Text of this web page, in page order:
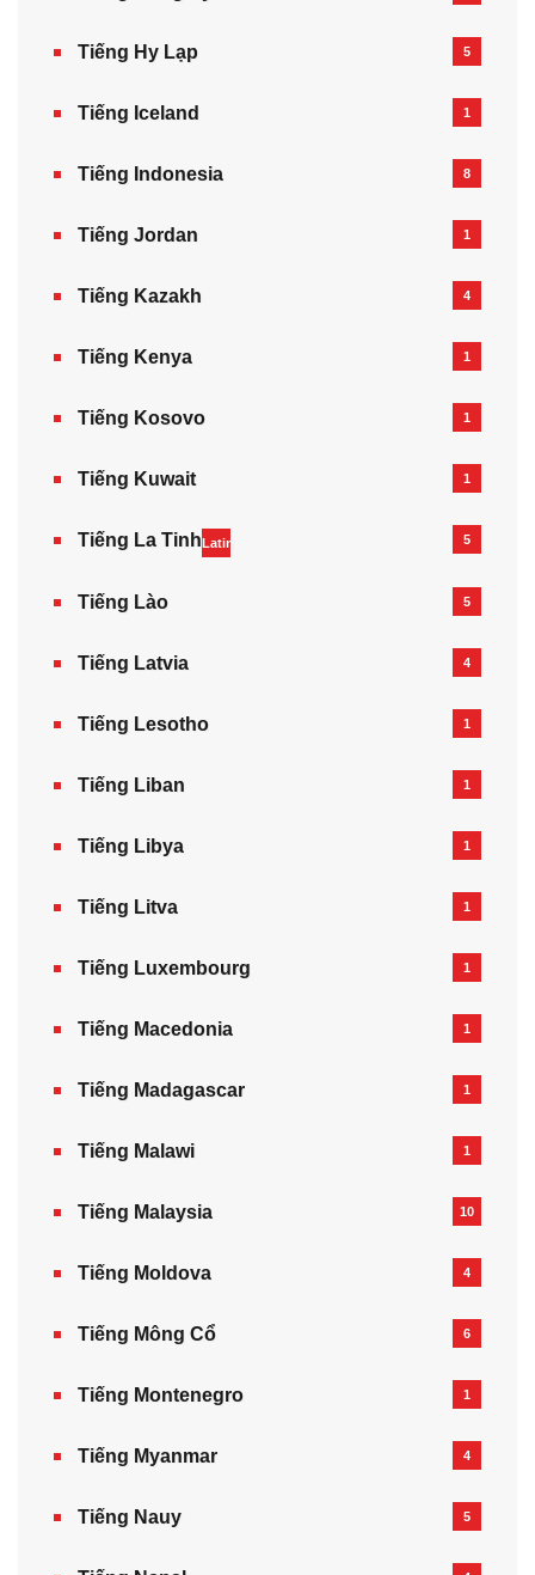
Tiếng Hy Lạp 5
Tiếng Iceland 1
Tiếng Indonesia 8
Tiếng Jordan 1
Tiếng Kazakh‎ 4
Tiếng Kenya 1
Tiếng Kosovo 1
Tiếng Kuwait 1
Tiếng La TinhLatin 5
Tiếng Lào 5
Tiếng Latvia 4
Tiếng Lesotho 1
Tiếng Liban 1
Tiếng Libya 1
Tiếng Litva 1
Tiếng Luxembourg 1
Tiếng Macedonia 1
Tiếng Madagascar 1
Tiếng Malawi 1
Tiếng Malaysia 10
Tiếng Moldova 4
Tiếng Mông Cổ 6
Tiếng Montenegro 1
Tiếng Myanmar 4
Tiếng Nauy 5